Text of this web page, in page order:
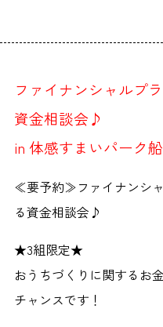
ファイナンシャルプ
資金相談会♪
in 体感すまいパーク
≪要予約≫ファイナンシ
る資金相談会♪
★3組限定★
おうちづくりに関するお
チャンスです！